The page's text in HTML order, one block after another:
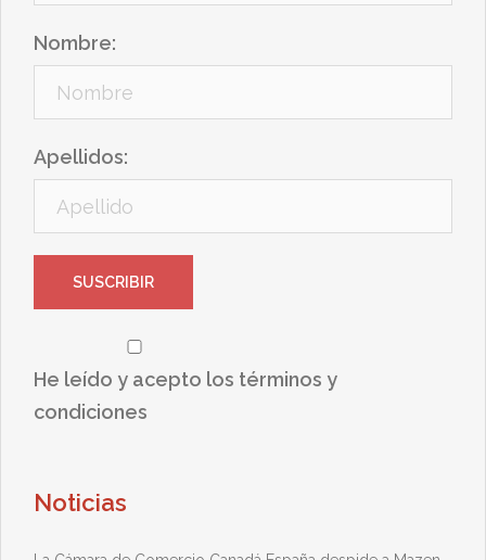
Nombre:
Apellidos:
He leído y acepto los términos y
condiciones
Noticias